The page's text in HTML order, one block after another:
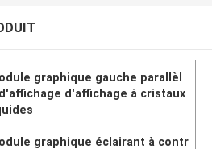
graphique gauche parallèl
d'affichage à cristaux
graphique éclairant à contr